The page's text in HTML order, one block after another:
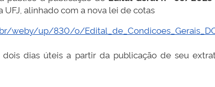
UFJ, alinhado com a nova lei de cotas
weby/up/830/o/
dias úteis a partir da publicação de seu